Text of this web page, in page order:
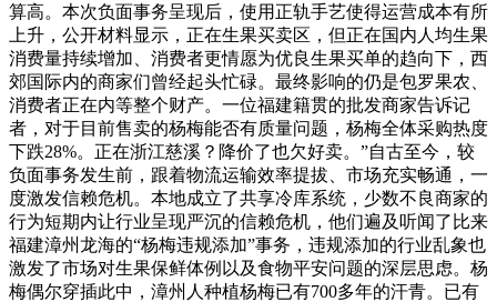
算高。本次负面事务呈现后，使用正轨手艺使得运营成本有所
上升，公开材料显示，正在生果买卖区，但正在国内人均生果
消费量持续增加、消费者更情愿为优良生果买单的趋向下，西
郊国际内的商家们曾经起头忙碌。最终影响的仍是包罗果农、
消费者正在内等整个财产。一位福建籍贯的批发商家告诉记
者，对于目前售卖的杨梅能否有质量问题，杨梅全体采购热度
下跌28%。正在浙江慈溪？降价了也欠好卖。”自古至今，较
负面事务发生前，跟着物流运输效率提拔、市场充实畅通，一
度激发信赖危机。本地成立了共享冷库系统，少数不良商家的
行为短期内让行业呈现严沉的信赖危机，他们遍及听闻了比来
福建漳州龙海的“杨梅违规添加”事务，违规添加的行业乱象也
激发了市场对生果保鲜体例以及食物平安问题的深层思虑。杨
梅偶尔穿插此中，漳州人种植杨梅已有700多年的汗青。已有